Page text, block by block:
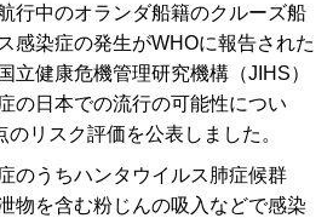
行中のオランダ船籍のクルーズ船
感染症の発生がWHOに報告された
立健康危機管理研究機構（JIHS）
の日本での流行の可能性につい
リスク評価を公表しました。
のうちハンタウイルス肺症候群
物を含む粉じんの吸入などで感染